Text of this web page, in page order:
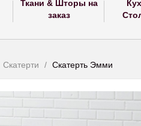
Ткани & Шторы на
заказ
Скатерти Скатерть Эмми